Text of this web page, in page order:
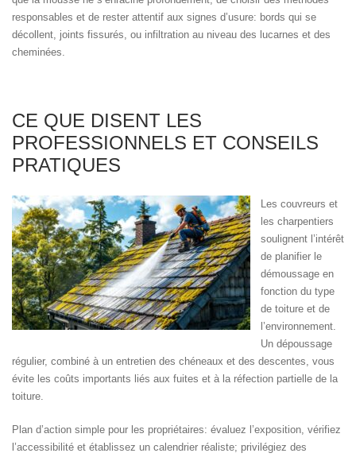
responsables et de rester attentif aux signes d’usure: bords qui se
décollent, joints fissurés, ou infiltration au niveau des lucarnes et des
cheminées.
CE QUE DISENT LES
PROFESSIONNELS ET CONSEILS
PRATIQUES
Les couvreurs et
les charpentiers
soulignent l’intérêt
de planifier le
démoussage en
fonction du type
de toiture et de
l’environnement.
Un dépoussage
régulier, combiné à un entretien des chéneaux et des descentes, vous
évite les coûts importants liés aux fuites et à la réfection partielle de la
toiture.
Plan d’action simple pour les propriétaires: évaluez l’exposition, vérifiez
l’accessibilité et établissez un calendrier réaliste; privilégiez des